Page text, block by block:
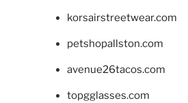
korsairstreetwear.com
petshopallston.com
avenue26tacos.com
topgglasses.com